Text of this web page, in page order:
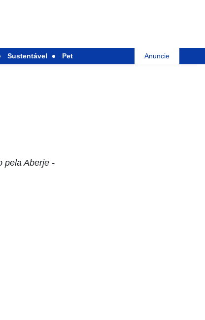
Sustentável Pet Anuncie
pela Aberje -